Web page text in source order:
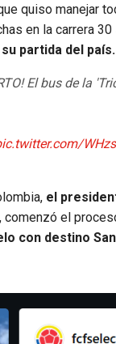
quiso manejar
en la carrera
partida del país.
El bus de
el
el
con destino